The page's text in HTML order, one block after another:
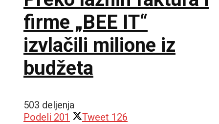
firme „BEE IT“
izvlačili milione iz
budžeta
503 deljenja
Podeli 201 Tweet 126